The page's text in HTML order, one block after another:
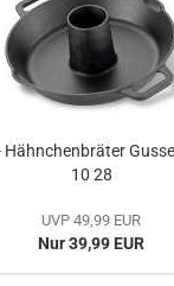
Hähnchenbräter
10 28
UVP 49,99 EUR
Nur 39,99 EUR